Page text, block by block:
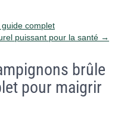
complet
puissant pour la santé →
brûle
pour maigrir